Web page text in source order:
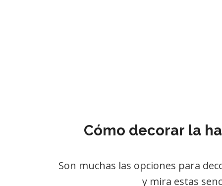
Cómo decorar la
Son muchas las opciones para
y mira estas